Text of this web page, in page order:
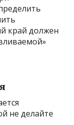
край должен
не делайте